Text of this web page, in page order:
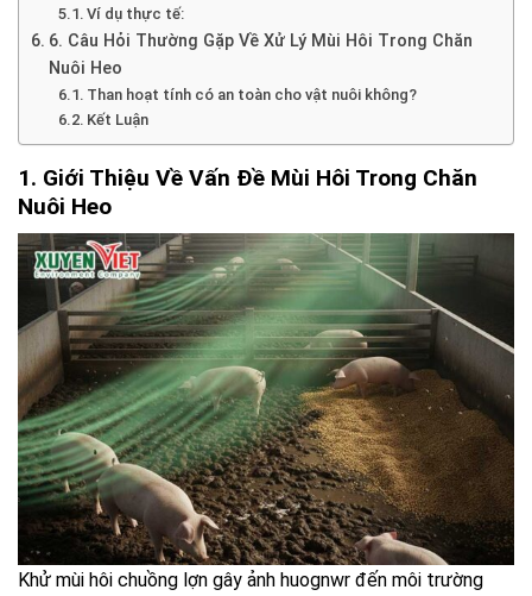
Ví dụ thực tế:
6. Câu Hỏi Thường Gặp Về Xử Lý Mùi Hôi Trong Chăn
Nuôi Heo
Than hoạt tính có an toàn cho vật nuôi không?
Kết Luận
1. Giới Thiệu Về Vấn Đề Mùi Hôi Trong Chăn
Nuôi Heo
Khử mùi hôi chuồng lợn gây ảnh huognwr đến môi trường